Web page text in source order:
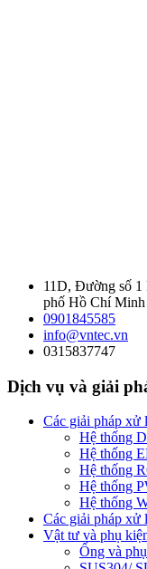
11D, Đường số 1
phố Hồ Chí Minh
0901845585
info@vntec.vn
0315837747
Dịch vụ và giải
Các giải pháp xử
Hệ thống
Hệ thống
Hệ thống
Hệ thống
Hệ thống
Các giải pháp xử
Vật tư và phụ
Ống và